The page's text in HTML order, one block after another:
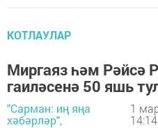
КОТЛАУЛАР
Миргаяз һәм Рәйсә
гаиләсенә 50 яшь
"Сарман: иң яңа
хәбәрләр",
1
14:14